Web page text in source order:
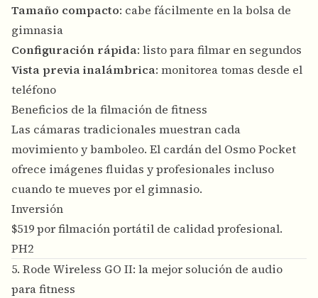
Tamaño compacto: cabe fácilmente en la bolsa de
gimnasia
Configuración rápida: listo para filmar en segundos
Vista previa inalámbrica: monitorea tomas desde el
teléfono
Beneficios de la filmación de fitness
Las cámaras tradicionales muestran cada
movimiento y bamboleo. El cardán del Osmo Pocket
ofrece imágenes fluidas y profesionales incluso
cuando te mueves por el gimnasio.
Inversión
$519 por filmación portátil de calidad profesional.
PH2
5. Rode Wireless GO II: la mejor solución de audio
para fitness